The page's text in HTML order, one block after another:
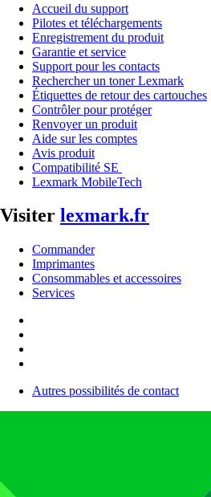
Accueil du support
Pilotes et téléchargements
Enregistrement du produit
Garantie et service
Support pour les contacts
Rechercher un toner Lexmark
Étiquettes de retour des cartouches
Contrôler pour protéger
Renvoyer un produit
Aide sur les comptes
Avis produit
Compatibilité SE
Lexmark MobileTech
Visiter lexmark.fr
Commander
Imprimantes
Consommables et accessoires
Services
Autres possibilités de contact